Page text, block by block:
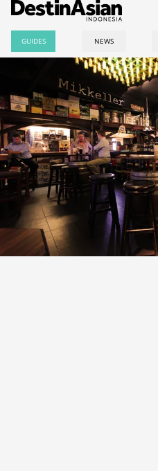
GUIDES NEWS